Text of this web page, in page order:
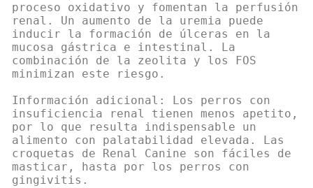
proceso oxidativo y fomentan la perfusión
renal. Un aumento de la uremia puede
inducir la formación de úlceras en la
mucosa gástrica e intestinal. La
combinación de la zeolita y los FOS
minimizan este riesgo.
Información adicional: Los perros con
insuficiencia renal tienen menos apetito,
por lo que resulta indispensable un
alimento con palatabilidad elevada. Las
croquetas de Renal Canine son fáciles de
masticar, hasta por los perros con
gingivitis.